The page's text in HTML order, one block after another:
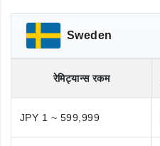
Sweden
रेमिट्यान्स रकम
JPY 1 ~ 599,999